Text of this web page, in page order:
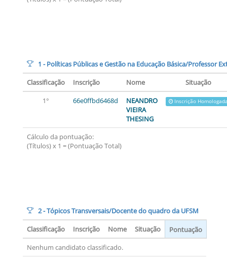
1 - Políticas Públicas e Gestão na Educação Básica/Professor
Classificação
Inscrição Nome
Situação
1°
66e0ffbd6468d
NEANDRO
VIEIRA
THESING
Inscrição
Cálculo da pontuação:
(Títulos) x 1 = (Pontuação Total)
2 - Tópicos Transversais/Docente do quadro da UFSM
Classificação
Inscrição Nome Situação
Pontuação
Nenhum candidato classificado.